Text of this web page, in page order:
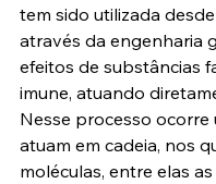
tem sido utilizada
através da engenharia
efeitos de substâncias
imune, atuando
Nesse processo ocorre
atuam em cadeia, nos
moléculas, entre elas